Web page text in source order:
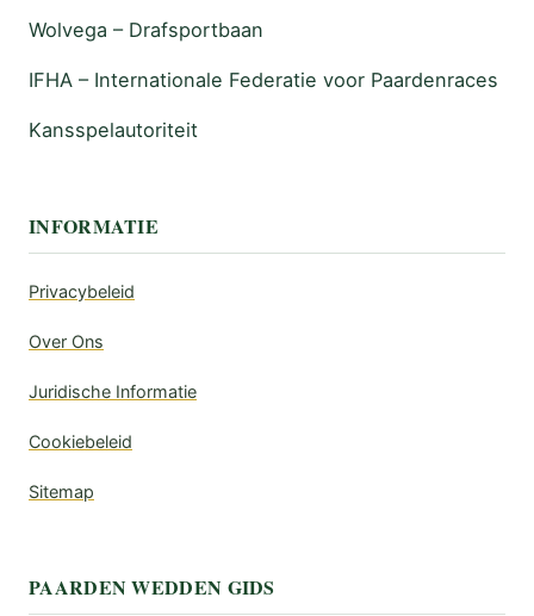
Wolvega – Drafsportbaan
IFHA – Internationale Federatie voor Paardenraces
Kansspelautoriteit
INFORMATIE
Privacybeleid
Over Ons
Juridische Informatie
Cookiebeleid
Sitemap
PAARDEN WEDDEN GIDS